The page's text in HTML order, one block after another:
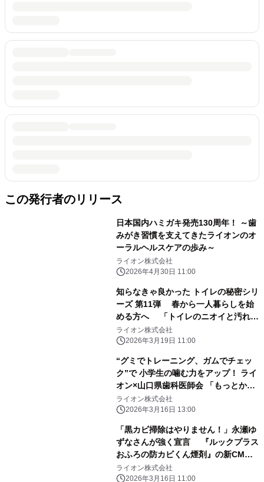
この発行者のリリース
日本国内ハミガキ発売130周年！ ～歯
みがき習慣を支えてきたライオンのオ
ーラルヘルスケアの歩み～
ライオン株式会社
2026年4月30日 11:00
知らなきゃ良かった トイレの秘密シリ
ーズ 第11弾 春から一人暮らしを始
める方へ 「トイレのニオイと汚れ」
は“使う前”のひと手間が勝負！ トイレ
ケアのコツをご紹介 ～「くん煙」と
～
ライオン株式会社
2026年3月19日 11:00
“グミでトレーニング、ガムでチェッ
ク”で 小学生の噛む力をアップ！ ライ
オン×山口県歯科医師会 「もっとかも
っとチャレンジ」第3弾を実施 ――30
日継続すると噛む力の自己評価が 平均
ライオン株式会社
2026年3月16日 13:00
「黒カビ掃除はやりません！」永瀬ゆ
ずなさんが強く宣言 『ルックプラス
おふろの防カビくん煙剤』の新CMを
2026年3月16日(月)より全国で放映開
始
ライオン株式会社
2026年3月16日 11:00